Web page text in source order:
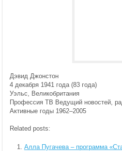
Дэвид Джонстон
4 декабря 1941 года (83 года)
Уэльс, Великобритания
Профессия ТВ Ведущий новостей,
Активные годы 1962–2005
Related posts:
Алла Пугачева – программа